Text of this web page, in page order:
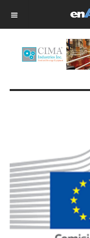
OFF CANVAS